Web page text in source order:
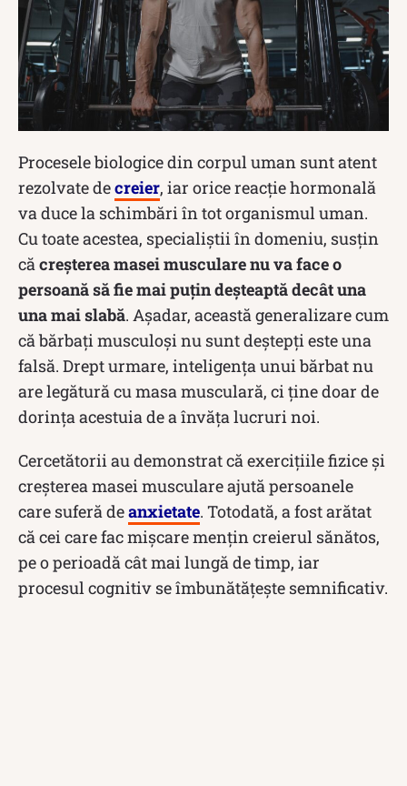
Procesele biologice din corpul uman sunt atent
rezolvate decreier, iar orice reacție hormonală
va duce la schimbări în tot organismul uman.
Cu toate acestea, specialiștii în domeniu, susțin
căcreșterea masei musculare nu va face o
persoană să fie mai puțin deșteaptă decât una
una mai slabă. Așadar, această generalizare cum
că bărbați musculoși nu sunt deștepți este una
falsă. Drept urmare, inteligența unui bărbat nu
are legătură cu masa musculară, ci ține doar de
dorința acestuia de a învăța lucruri noi.
Cercetătorii au demonstrat că exercițiile fizice și
creșterea masei musculare ajută persoanele
care suferă deanxietate. Totodată, a fost arătat
că cei care fac mișcare mențin creierul sănătos,
pe o perioadă cât mai lungă de timp, iar
procesul cognitiv se îmbunătățește semnificativ.